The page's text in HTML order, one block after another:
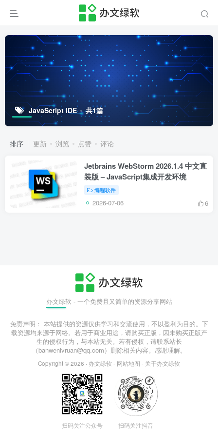
JavaScript IDE 共1篇
排序 更新 浏览 点赞 评论
Jetbrains WebStorm 2026.1.4 中文直
装版 – JavaScript集成开发环境
编程软件
2026-07-06 6
办文绿软 - 一个免费且又简单的资源分享网站
免责声明： 本站提供的资源仅供学习和交流使用，不以盈利为目的。下
载资源均来源于网络。若用于商业用途，请购买正版，因未购买正版产
生的侵权行为，与本站无关。若有侵权，请联系站长
（banwenlvruan@qq.com）删除相关内容。感谢理解。
Copyright © 2026 · 办文绿软 - 网站地图 - 关于办文绿软
扫码关注公众号 扫码关注抖音